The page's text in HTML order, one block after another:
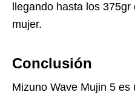
llegando hasta los
mujer.
Conclusión
Mizuno Wave Mujin 5 es